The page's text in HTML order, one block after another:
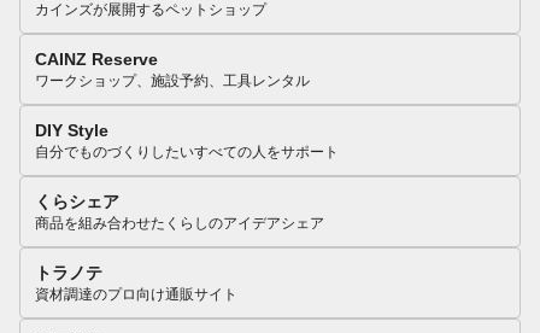
カインズが展開するペットショップ
CAINZ Reserve
ワークショップ、施設予約、工具レンタル
DIY Style
自分でものづくりしたいすべての人をサポート
くらシェア
商品を組み合わせたくらしのアイデアシェア
トラノテ
資材調達のプロ向け通販サイト